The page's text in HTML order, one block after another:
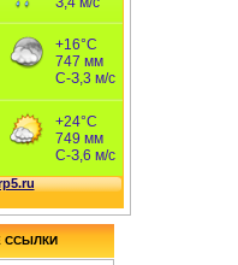
ССЫЛКИ